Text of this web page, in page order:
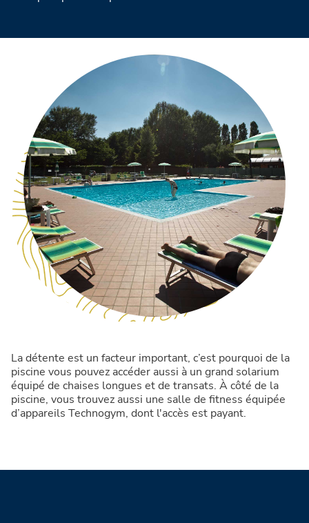
La détente est un facteur important, c’est pourquoi de la
piscine vous pouvez accéder aussi à un grand solarium
équipé de chaises longues et de transats. À côté de la
piscine, vous trouvez aussi une salle de fitness équipée
d’appareils Technogym, dont l'accès est payant.